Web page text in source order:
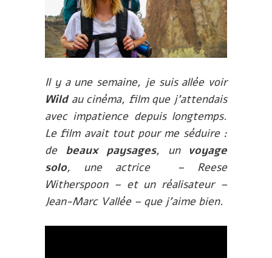
Il y a une semaine, je suis allée voir
Wildau cinéma, film que j’attendais
avec impatience depuis longtemps.
Le film avait tout pour me séduire :
de beaux paysages, un voyage
solo, une actrice – Reese
Witherspoon – et un réalisateur –
Jean-Marc Vallée – que j’aime bien.